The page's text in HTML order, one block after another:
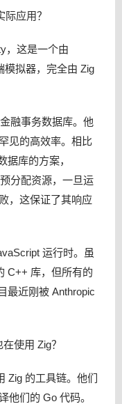
应用？
，这是一个由
模拟器，完全由 Zig
融事务数据库。他
见的高效率。相比
据库的方案，
分配资源，一旦运
，这保证了其响应
运行时。虽
C++ 库，但所有的
最近刚被 Anthropic
使用 Zig？
Zig 的工具链。他们
他们的 Go 代码。